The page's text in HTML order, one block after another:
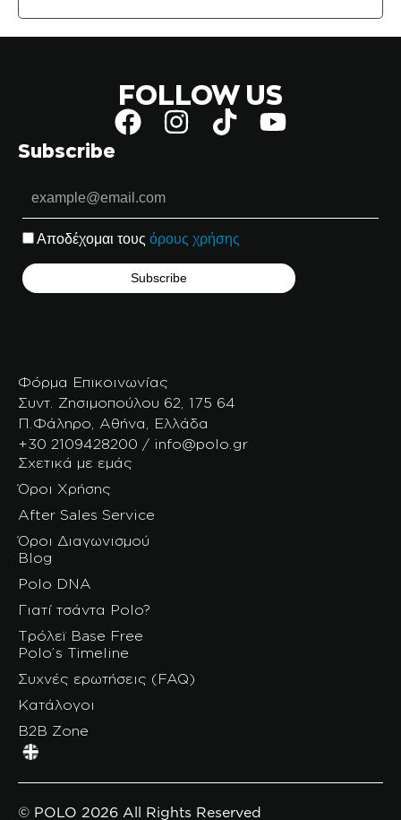
FOLLOW US
Subscribe
Αποδέχομαι τους όρους χρήσης
Φόρμα Επικοινωνίας
Συντ. Ζησιμοπούλου 62, 175 64
Π.Φάληρο, Αθήνα, Ελλάδα
+30 2109428200 / info@polo.gr
Σχετικά με εμάς
Όροι Χρήσης
After Sales Service
Όροι Διαγωνισμού
Blog
Polo DNA
Γιατί τσάντα Polo?
Τρόλεϊ Base Free
Polo’s Timeline
Συχνές ερωτήσεις (FAQ)
Κατάλογοι
B2B Zone
© POLO 2026 All Rights Reserved